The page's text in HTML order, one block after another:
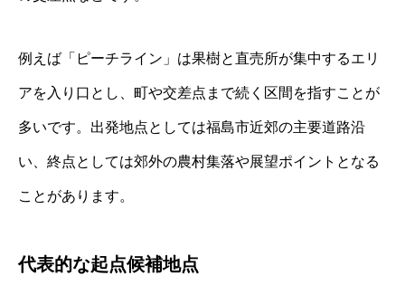
例えば「ピーチライン」は果樹と直売所が集中するエリ
アを入り口とし、町や交差点まで続く区間を指すことが
多いです。出発地点としては福島市近郊の主要道路沿
い、終点としては郊外の農村集落や展望ポイントとなる
ことがあります。
代表的な起点候補地点